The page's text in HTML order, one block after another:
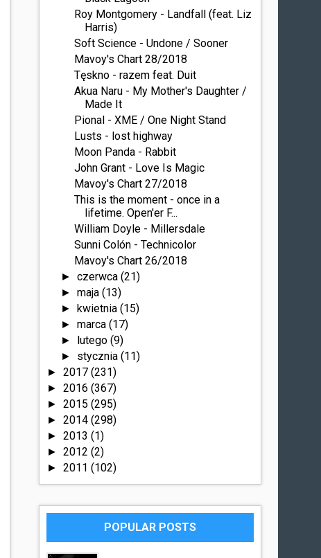
Roy Montgomery - Landfall (feat. Liz
Harris)
Soft Science - Undone / Sooner
Mavoy's Chart 28/2018
Tęskno - razem feat. Duit
Akua Naru - My Mother's Daughter /
Made It
Pional - XME / One Night Stand
Lusts - lost highway
Moon Panda - Rabbit
John Grant - Love Is Magic
Mavoy's Chart 27/2018
This is the moment - once in a
lifetime. Open'er F...
William Doyle - Millersdale
Sunni Colón - Technicolor
Mavoy's Chart 26/2018
► czerwca (21)
► maja (13)
► kwietnia (15)
► marca (17)
► lutego (9)
► stycznia (11)
►2017(231)
►2016(367)
►2015(295)
►2014(298)
►2013(1)
►2012(2)
►2011(102)
POPULAR POSTS